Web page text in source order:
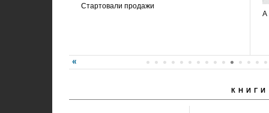
Стартовали продажи
А
КНИГИ